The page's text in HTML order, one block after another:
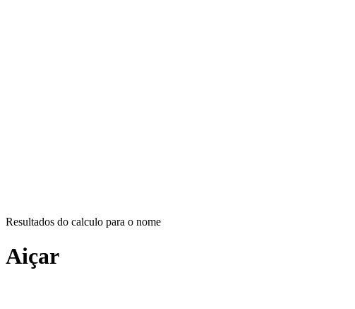
Resultados do calculo para o nome
Aiçar